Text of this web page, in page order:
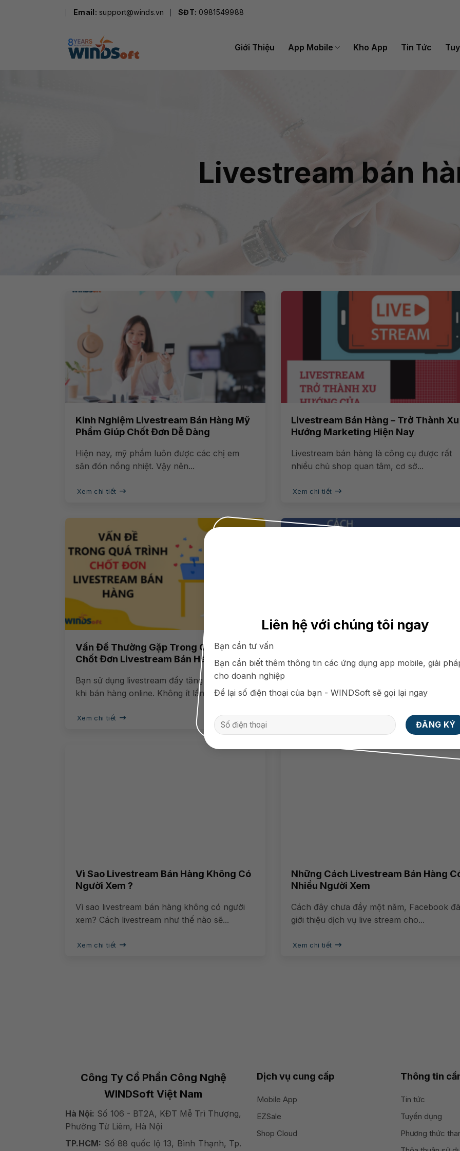
Liên hệ với chúng tôi ngay
Bạn cần tư vấn
Bạn cần biết thêm thông tin các ứng dụng app mobile, giải
cho doanh nghiệp
Để lại số điện thoại của bạn - WINDSoft sẽ gọi lại ngay
SĐT: 0981549988
Email: support@winds.vn
Giới Thiệu App Mobile Kho App Tin Tức
Livestream bán
Kinh Nghiệm Livestream Bán Hàng Mỹ
Phẩm Giúp Chốt Đơn Dễ Dàng
Hiện nay, mỹ phẩm luôn được các chị em
săn đón nồng nhiệt. Vậy nên...
Xem chi tiết
Livestream Bán Hàng – Trở Thành Xu
Hướng Marketing Hiện Nay
Livestream bán hàng là công cụ được rất
nhiều chủ shop quan tâm, cơ sở...
Xem chi tiết
Vấn Đề Thường Gặp Trong Quá Trình
Chốt Đơn Livestream Bán Hàng
Bạn sử dụng livestream đẩy tăng tương tác
khi bán hàng online. Không ít lần...
Xem chi tiết
Hiệu Quả Mà Bạn Nên Thử
thương mại điện tử thì livestream...
Vì Sao Livestream Bán Hàng Không Có
Người Xem ?
Vì sao livestream bán hàng không có người
xem? Cách livestream như thế nào sẽ...
Xem chi tiết
Những Cách Livestream Bán Hàng
Nhiều Người Xem
Cách đây chưa đầy một năm, Facebook đã
giới thiệu dịch vụ live stream cho...
Xem chi tiết
Công Ty Cổ Phần Công Nghệ
WINDSoft Việt Nam
Hà Nội: Số 106 - BT2A, KĐT Mễ Trì Thượng,
Phường Từ Liêm, Hà Nội
TP.HCM: Số 88 quốc lộ 13, Bình Thạnh, Tp.
Dịch vụ cung cấp
Mobile App
EZSale
Shop Cloud
Thông tin
Tin tức
Tuyển dụng
Phương thức